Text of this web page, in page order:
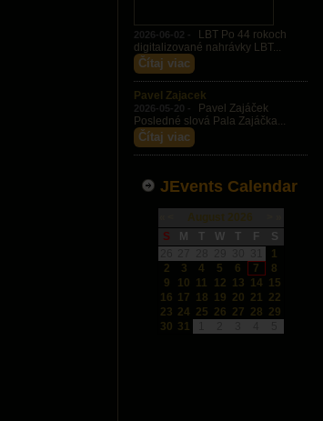
2026-06-02 -
LBT Po 44 rokoch
digitalizované nahrávky LBT...
Čítaj viac
Pavel Zajacek
2026-05-20 -
Pavel Zajáček
Posledné slová Pala Zajáčka...
Čítaj viac
JEvents Calendar
August 2026
S
M T W T F
S
1
2
3 4 5 6 7
8
9
10 11 12 13 14
15
16 17 18 19 20 21 22
23 24 25 26 27 28 29
30 31